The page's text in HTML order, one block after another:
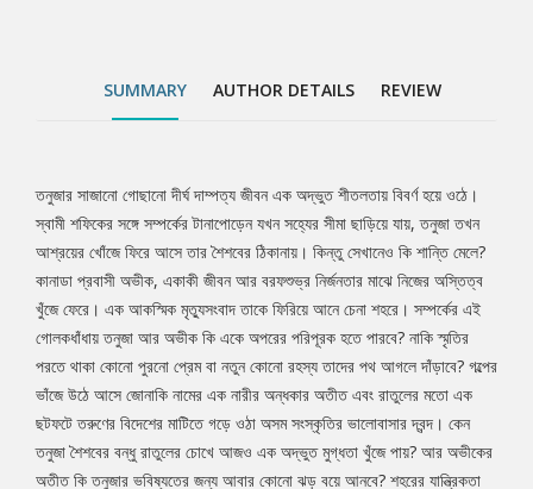
আনবে? শহরের যান্ত্রিকতা থেকে শুরু করে শরতের কাশবন আর দূরদেশের
আবিষ্ট করে রাখে।
SUMMARY AUTHOR DETAILS REVIEW
Tab
Article
তনুজার সাজানো গোছানো দীর্ঘ দাম্পত্য জীবন এক অদ্ভুত শীতলতায় বিবর্ণ হয়ে ওঠে।
স্বামী শফিকের সঙ্গে সম্পর্কের টানাপোড়েন যখন সহ্যের সীমা ছাড়িয়ে যায়, তনুজা তখন
আশ্রয়ের খোঁজে ফিরে আসে তার শৈশবের ঠিকানায়। কিন্তু সেখানেও কি শান্তি মেলে?
কানাডা প্রবাসী অভীক, একাকী জীবন আর বরফশুভ্র নির্জনতার মাঝে নিজের অস্তিত্ব
খুঁজে ফেরে। এক আকস্মিক মৃত্যুসংবাদ তাকে ফিরিয়ে আনে চেনা শহরে। সম্পর্কের এই
গোলকধাঁধায় তনুজা আর অভীক কি একে অপরের পরিপূরক হতে পারবে? নাকি স্মৃতির
পরতে থাকা কোনো পুরনো প্রেম বা নতুন কোনো রহস্য তাদের পথ আগলে দাঁড়াবে? গল্পের
ভাঁজে উঠে আসে জোনাকি নামের এক নারীর অন্ধকার অতীত এবং রাতুলের মতো এক
ছটফটে তরুণের বিদেশের মাটিতে গড়ে ওঠা অসম সংস্কৃতির ভালোবাসার দ্বন্দ। কেন
তনুজা শৈশবের বন্ধু রাতুলের চোখে আজও এক অদ্ভুত মুগ্ধতা খুঁজে পায়? আর অভীকের
অতীত কি তনুজার ভবিষ্যতের জন্য আবার কোনো ঝড় বয়ে আনবে? শহরের যান্ত্রিকতা